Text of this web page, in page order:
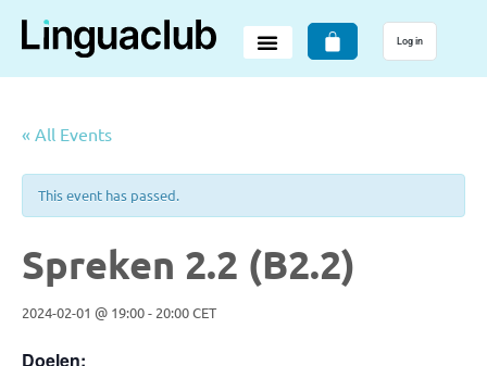
Log in
« All Events
This event has passed.
Spreken 2.2 (B2.2)
2024-02-01 @ 19:00- 20:00CET
Doelen: